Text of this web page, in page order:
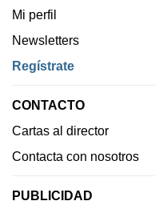
Mi perfil
Newsletters
Regístrate
CONTACTO
Cartas al director
Contacta con nosotros
PUBLICIDAD